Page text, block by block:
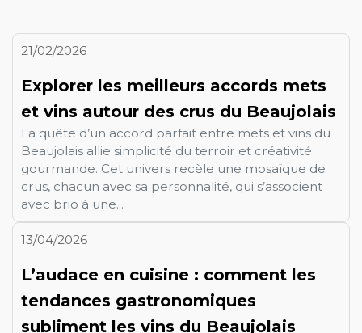
21/02/2026
Explorer les meilleurs accords mets
et vins autour des crus du Beaujolais
La quête d’un accord parfait entre mets et vins du
Beaujolais allie simplicité du terroir et créativité
gourmande. Cet univers recèle une mosaïque de
crus, chacun avec sa personnalité, qui s’associent
avec brio à une...
13/04/2026
L’audace en cuisine : comment les
tendances gastronomiques
subliment les vins du Beaujolais